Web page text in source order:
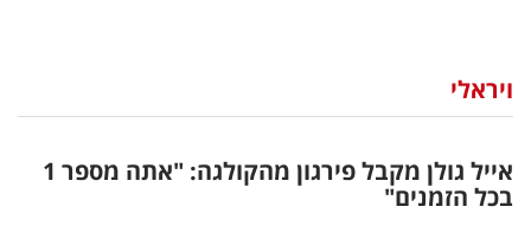
וצרכנות
דיגיטל
ויראלי
אייל גולן מקבל פירגון מהקולגה: "אתה מספר 1
בכל הזמנים"